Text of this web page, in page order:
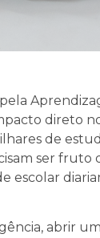
direto
de
ser fruto
escolar
abrir